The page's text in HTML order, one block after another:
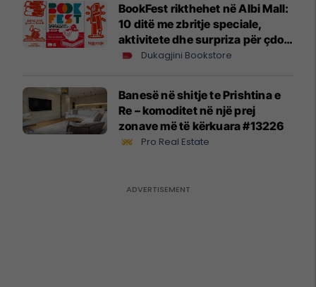
BookFest rikthehet në Albi Mall:
10 ditë me zbritje speciale,
aktivitete dhe surpriza për çdo
lexuesDukagjini Bookstore
Banesë në shitje te Prishtina e
Re – komoditet në një prej
zonave më të kërkuara #13226
Pro Real Estate